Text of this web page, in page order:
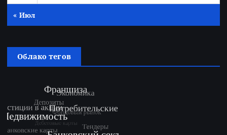
« Июл
Облако тегов